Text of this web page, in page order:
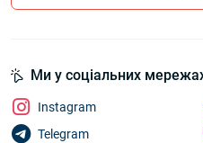
Ми у соціальних
Instagram
Telegram